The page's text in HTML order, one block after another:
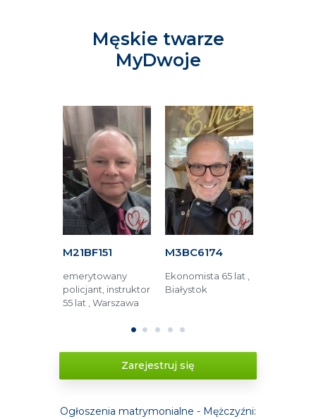
Męskie twarze
MyDwoje
M21BF151
emerytowany
policjant, instruktor
55 lat , Warszawa
M3BC6174
Ekonomista 65 lat ,
Białystok
1 2 3 4 5
Zarejestruj się
Ogłoszenia matrymonialne - Mężczyźni: